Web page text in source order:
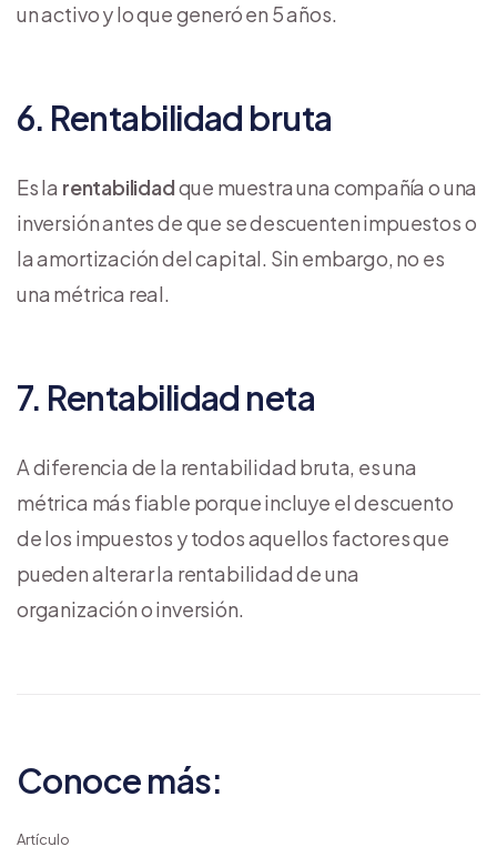
un activo y lo que generó en 5 años.
6. Rentabilidad bruta
Es la rentabilidadque muestra una compañía o una
inversión antes de que se descuenten impuestos o
la amortización del capital. Sin embargo, no es
una métrica real.
7. Rentabilidad neta
A diferencia de la rentabilidad bruta, es una
métrica más fiable porque incluye el descuento
de los impuestos y todos aquellos factores que
pueden alterar la rentabilidad de una
organización o inversión.
Conoce más:
Artículo